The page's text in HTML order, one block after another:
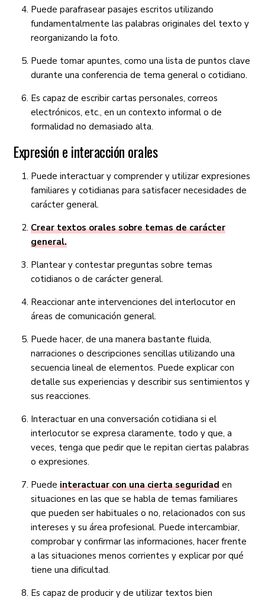
Puede parafrasear pasajes escritos utilizando
fundamentalmente las palabras originales del texto y
reorganizando la foto.
Puede tomar apuntes, como una lista de puntos clave
durante una conferencia de tema general o cotidiano.
Es capaz de escribir cartas personales, correos
electrónicos, etc., en un contexto informal o de
formalidad no demasiado alta.
Expresión e interacción orales
Puede interactuar y comprender y utilizar expresiones
familiares y cotidianas para satisfacer necesidades de
carácter general.
Crear textos orales sobre temas de carácter
general.
Plantear y contestar preguntas sobre temas
cotidianos o de carácter general.
Reaccionar ante intervenciones del interlocutor en
áreas de comunicación general.
Puede hacer, de una manera bastante fluida,
narraciones o descripciones sencillas utilizando una
secuencia lineal de elementos. Puede explicar con
detalle sus experiencias y describir sus sentimientos y
sus reacciones.
Interactuar en una conversación cotidiana si el
interlocutor se expresa claramente, todo y que, a
veces, tenga que pedir que le repitan ciertas palabras
o expresiones.
Puedeinteractuar con una cierta seguridad en
situaciones en las que se habla de temas familiares
que pueden ser habituales o no, relacionados con sus
intereses y su área profesional. Puede intercambiar,
comprobar y confirmar las informaciones, hacer frente
a las situaciones menos corrientes y explicar por qué
tiene una dificultad.
Es capaz de producir y de utilizar textos bien